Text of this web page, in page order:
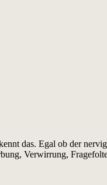
das. Egal ob der
Verwirrung,